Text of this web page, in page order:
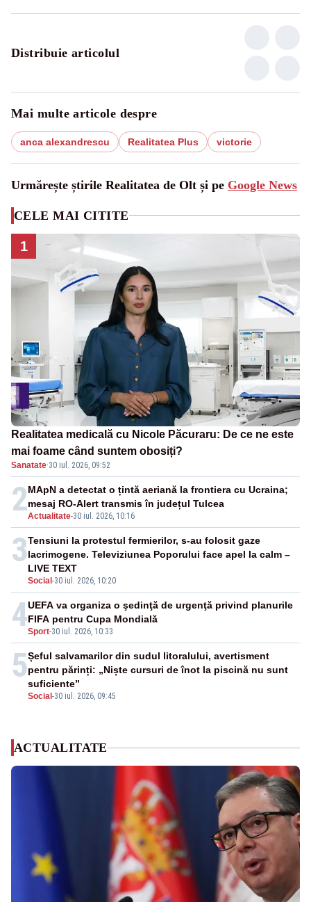
Distribuie articolul
Mai multe articole despre
anca alexandrescu Realitatea Plus victorie
Urmărește știrile Realitatea de Olt și pe Google News
CELE MAI CITITE
1
Realitatea medicală cu Nicole Păcuraru: De ce ne este
mai foame când suntem obosiți?
Sanatate·30 iul. 2026, 09:52
2Actualitate-30 iul. 2026, 10:16
MApN a detectat o țintă aeriană la frontiera cu Ucraina;
mesaj RO-Alert transmis în județul Tulcea
3
Social -30 iul. 2026, 10:20
Tensiuni la protestul fermierilor, s-au folosit gaze
lacrimogene. Televiziunea Poporului face apel la calm –
LIVE TEXT
4Sport-30 iul. 2026, 10:33
UEFA va organiza o şedinţă de urgenţă privind planurile
FIFA pentru Cupa Mondială
5
Social -30 iul. 2026, 09:45
Șeful salvamarilor din sudul litoralului, avertisment
pentru părinți: „Niște cursuri de înot la piscină nu sunt
suficiente”
ACTUALITATE